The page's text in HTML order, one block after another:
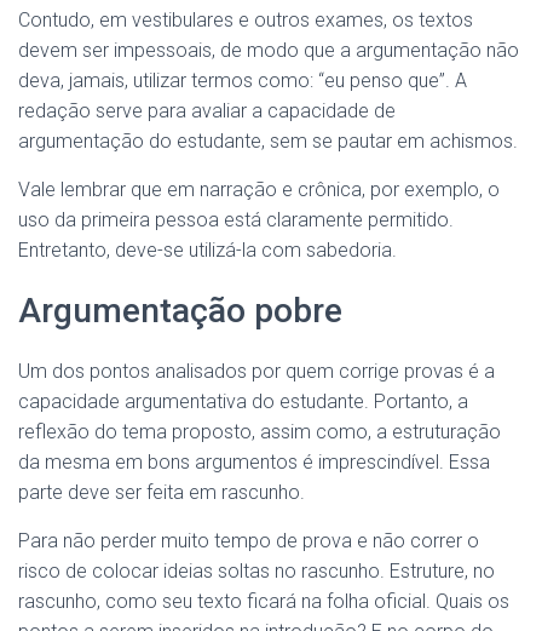
Contudo, em vestibulares e outros exames, os textos
devem ser impessoais, de modo que a argumentação não
deva, jamais, utilizar termos como: “eu penso que”. A
redação serve para avaliar a capacidade de
argumentação do estudante, sem se pautar em achismos.
Vale lembrar que em narração e crônica, por exemplo, o
uso da primeira pessoa está claramente permitido.
Entretanto, deve-se utilizá-la com sabedoria.
Argumentação pobre
Um dos pontos analisados por quem corrige provas é a
capacidade argumentativa do estudante. Portanto, a
reflexão do tema proposto, assim como, a estruturação
da mesma em bons argumentos é imprescindível. Essa
parte deve ser feita em rascunho.
Para não perder muito tempo de prova e não correr o
risco de colocar ideias soltas no rascunho. Estruture, no
rascunho, como seu texto ficará na folha oficial. Quais os